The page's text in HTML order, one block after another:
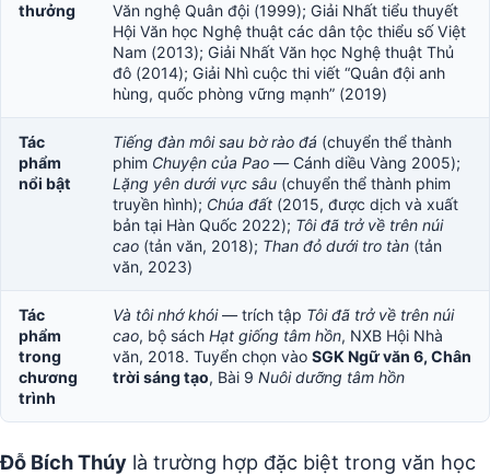
thưởng
Văn nghệ Quân đội (1999); Giải Nhất tiểu thuyết
Hội Văn học Nghệ thuật các dân tộc thiểu số Việt
Nam (2013); Giải Nhất Văn học Nghệ thuật Thủ
đô (2014); Giải Nhì cuộc thi viết “Quân đội anh
hùng, quốc phòng vững mạnh” (2019)
Tác
phẩm
nổi bật
Tiếng đàn môi sau bờ rào đá (chuyển thể thành
phim Chuyện của Pao — Cánh diều Vàng 2005);
Lặng yên dưới vực sâu (chuyển thể thành phim
truyền hình); Chúa đất (2015, được dịch và xuất
bản tại Hàn Quốc 2022); Tôi đã trở về trên núi
cao (tản văn, 2018); Than đỏ dưới tro tàn (tản
văn, 2023)
Tác
phẩm
trong
chương
trình
Và tôi nhớ khói— trích tập Tôi đã trở về trên núi
cao, bộ sách Hạt giống tâm hồn, NXB Hội Nhà
văn, 2018. Tuyển chọn vào SGK Ngữ văn 6, Chân
trời sáng tạo, Bài 9 Nuôi dưỡng tâm hồn
Đỗ Bích Thúy là trường hợp đặc biệt trong văn học